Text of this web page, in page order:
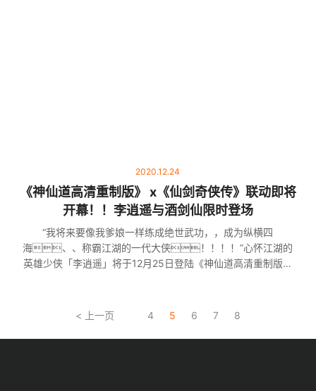
2020.12.24
《神仙道高清重制版》 x《仙剑奇侠传》联动即将
开幕！！李逍遥与酒剑仙限时登场
“我将来要像我爹娘一样练成绝世武功，，成为纵横四
海、、称霸江湖的一代大侠！！！！”心怀江湖的
英雄少侠「李逍遥」将于12月25日登陆《神仙道高清重制版》
强大的技能斩妖除魔，，守护自己的信念。。。。
< 上一页 4 5 6 7 8